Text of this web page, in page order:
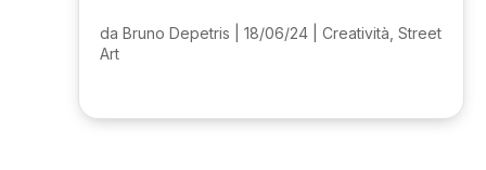
da Bruno Depetris 18/06/24 Creatività Street
Art